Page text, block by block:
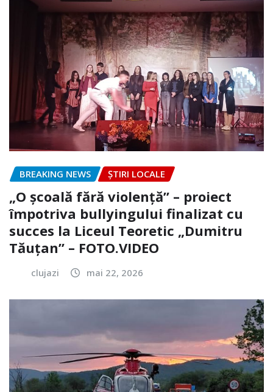
BREAKING NEWS ȘTIRI LOCALE
„O școală fără violență” – proiect
împotriva bullyingului finalizat cu
succes la Liceul Teoretic „Dumitru
Tăuțan” – FOTO.VIDEO
clujazi mai 22, 2026